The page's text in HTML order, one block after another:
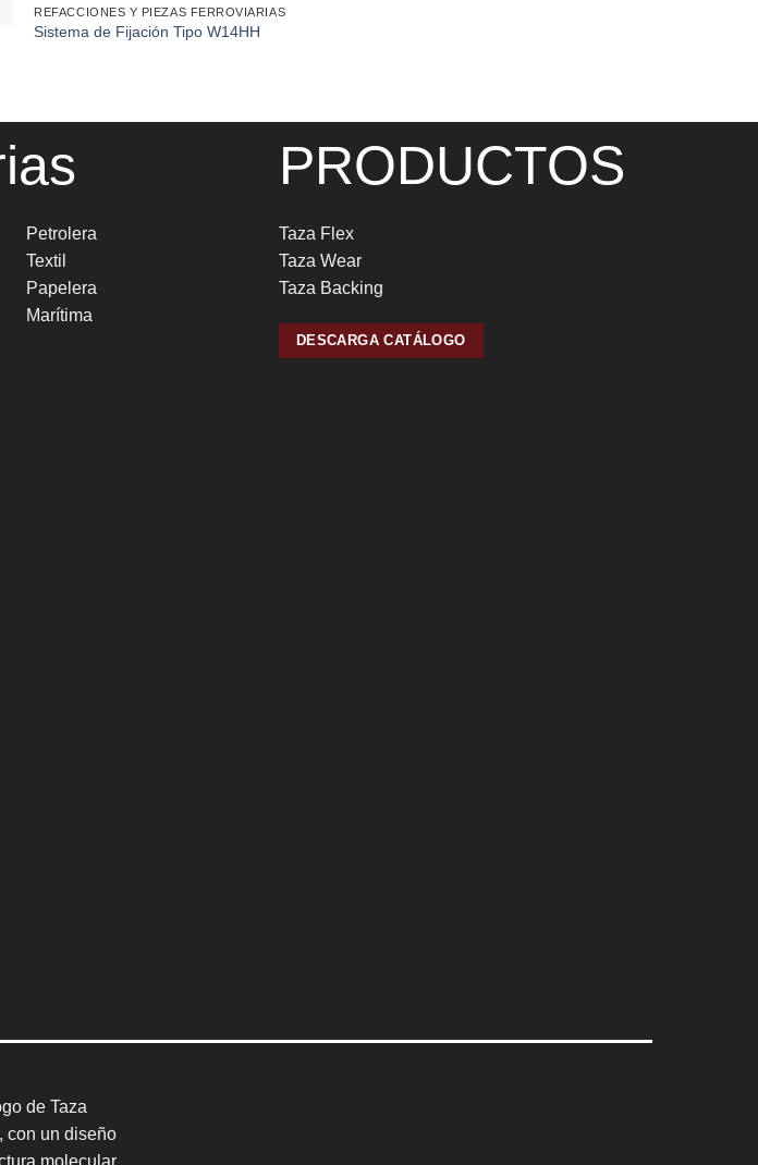
REFACCIONES Y PIEZAS FERROVIARIAS
Sistema de Fijación Tipo W14HH
Petrolera
Textil
Papelera
Marítima
PRODUCTOS
Taza Flex
Taza Wear
Taza Backing
DESCARGA CATÁLOGO